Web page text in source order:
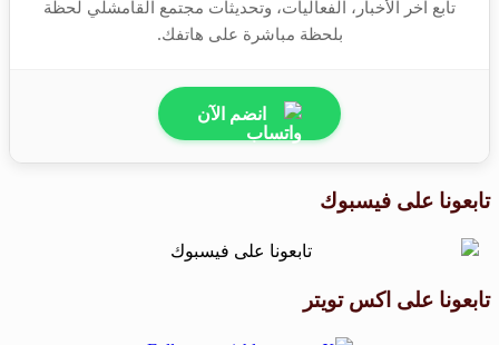
تابع آخر الأخبار، الفعاليات، وتحديثات مجتمع القامشلي لحظة
بلحظة مباشرة على هاتفك.
انضم الآن
تابعونا على فيسبوك
تابعونا على اكس تويتر